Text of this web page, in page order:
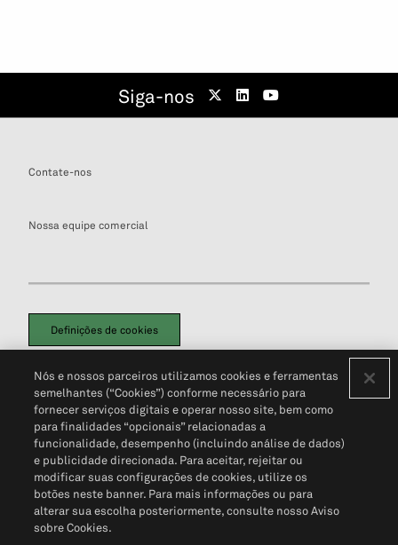
Siga-nos
Contate-nos
Nossa equipe comercial
Definições de cookies
Política de PrivacidadePortal de privacidade do cliente (em inglês)
Não Venda Minhas Informações Pessoais© 2026 S&P Global
Nós e nossos parceiros utilizamos cookies e ferramentas
semelhantes (“Cookies”) conforme necessário para
fornecer serviços digitais e operar nosso site, bem como
para finalidades “opcionais” relacionadas a
funcionalidade, desempenho (incluindo análise de dados)
e publicidade direcionada. Para aceitar, rejeitar ou
modificar suas configurações de cookies, utilize os
botões neste banner. Para mais informações ou para
alterar sua escolha posteriormente, consulte nosso Aviso
sobre Cookies.